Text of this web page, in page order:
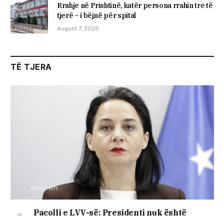
Rrahje në Prishtinë, katër persona rrahin tre të
tjerë – i bëjnë për spital
August 7, 2026
TË TJERA
Pacolli e LVV-së: Presidenti nuk është